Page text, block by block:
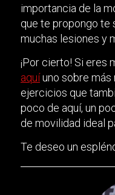
importancia de la
que te propongo te
muchas lesiones y
¡Por cierto! Si eres
aquíuno sobre más
ejercicios que
poco de aquí, un
de movilidad ideal
Te deseo un